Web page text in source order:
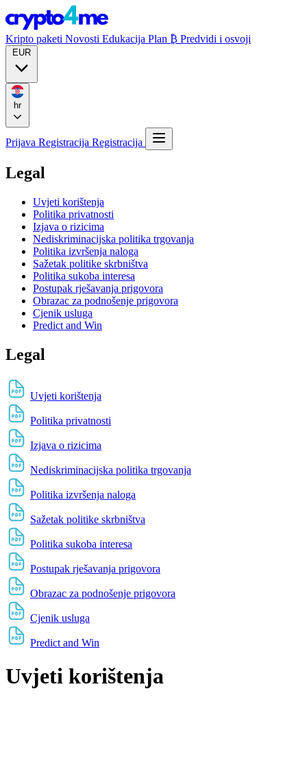
Kripto paketi Novosti Edukacija Plan ₿ Predvidi i osvoji
hr
Prijava Registracija Registracija
Legal
Uvjeti korištenja
Politika privatnosti
Izjava o rizicima
Nediskriminacijska politika trgovanja
Politika izvršenja naloga
Sažetak politike skrbništva
Politika sukoba interesa
Postupak rješavanja prigovora
Obrazac za podnošenje prigovora
Cjenik usluga
Predict and Win
Legal
Uvjeti korištenja
Politika privatnosti
Izjava o rizicima
Nediskriminacijska politika trgovanja
Politika izvršenja naloga
Sažetak politike skrbništva
Politika sukoba interesa
Postupak rješavanja prigovora
Obrazac za podnošenje prigovora
Cjenik usluga
Predict and Win
Uvjeti korištenja